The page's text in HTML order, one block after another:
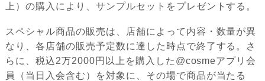
上）の購入により、サンプルセットをプレゼントする。
スペシャル商品の販売は、店舗によって内容・数量が異
なり、各店舗の販売予定数に達した時点で終了する。さ
らに、税込2万2000円以上を購入した@cosmeアプリ会
員（当日入会含む）を対象に、その場で商品が当たる